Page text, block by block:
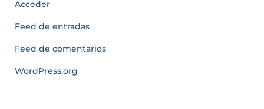
Acceder
Feed de entradas
Feed de comentarios
WordPress.org